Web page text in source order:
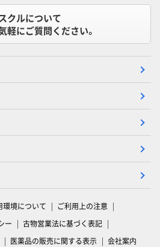
クルについて
軽にご質問ください。
環境について
ご利用上の注意
ー
古物営業法に基づく表記
医薬品の販売に関する表示 会社案内